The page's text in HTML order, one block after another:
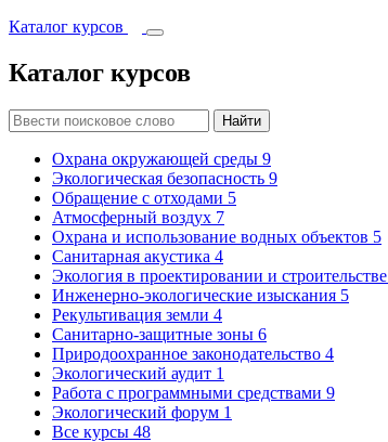
Каталог курсов
Каталог курсов
Найти
Охрана окружающей среды 9
Экологическая безопасность 9
Обращение с отходами 5
Атмосферный воздух 7
Охрана и использование водных объектов 5
Санитарная акустика 4
Экология в проектировании и строительстве
Инженерно-экологические изыскания 5
Рекультивация земли 4
Санитарно-защитные зоны 6
Природоохранное законодательство 4
Экологический аудит 1
Работа с программными средствами 9
Экологический форум 1
Все курсы 48